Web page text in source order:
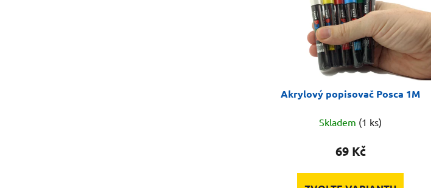
Akrylový popisovač Posca 1M
Skladem (1 ks)
69 Kč